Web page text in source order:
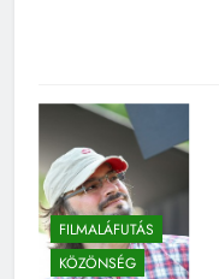
FILMALÁFUTÁS
KÖZÖNSÉG